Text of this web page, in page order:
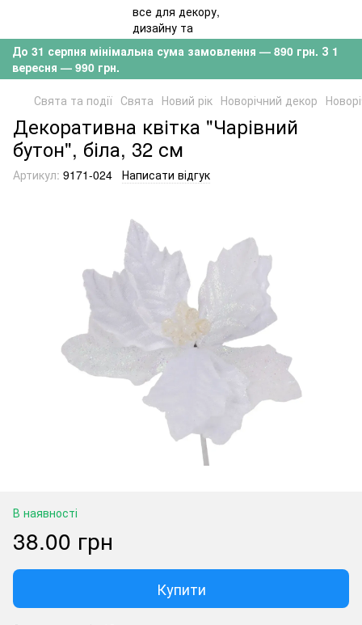
До 31 серпня мінімальна сума замовлення — 890 грн. З 1
вересня — 990 грн.
Свята та події Свята Новий рік Новорічний декор
Декоративна квітка "Чарівний
бутон", біла, 32 см
Артикул: 9171-024 Написати відгук
В наявності
38.00 грн
Купити